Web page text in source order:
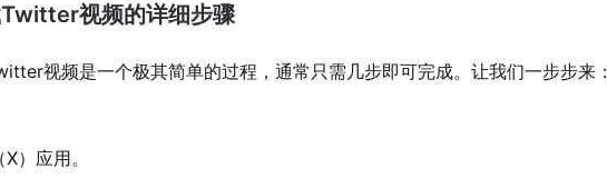
视频的详细步骤
视频是一个极其简单的过程，通常只需几步即可完成。让我们一步步来：
）应用。